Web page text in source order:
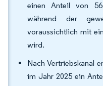
einen Anteil von
während der
voraussichtlich mit
wird.
Nach Vertriebskanal
im Jahr 2025 ein